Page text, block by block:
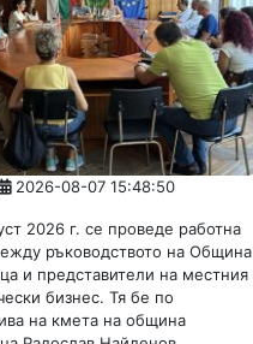
2026-08-07 15:48:50
2026 г. се проведе работна
ръководството на Община
и представители на местния
бизнес. Тя бе по
на кмета на община
Радослав Найденов...